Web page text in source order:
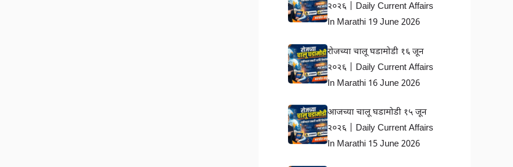
२०२६ | Daily Current Affairs
In Marathi 19 June 2026
रोजच्या चालू घडामोडी १६ जून
२०२६ | Daily Current Affairs
In Marathi 16 June 2026
आजच्या चालू घडामोडी १५ जून
२०२६ | Daily Current Affairs
In Marathi 15 June 2026